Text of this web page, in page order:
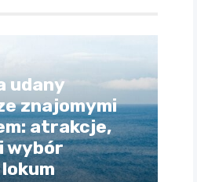
udany
znajomymi
atrakcje,
wybór